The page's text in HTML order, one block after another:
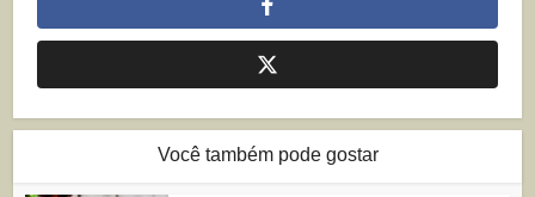
Você também pode gostar